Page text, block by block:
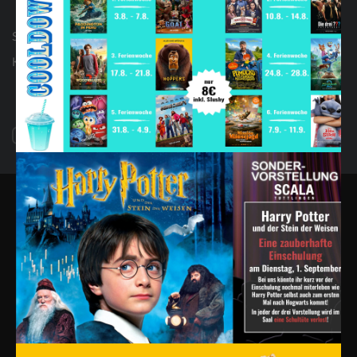
Seniorenkino Geschenkideen
Kontakt AGB & FAQ Impressum